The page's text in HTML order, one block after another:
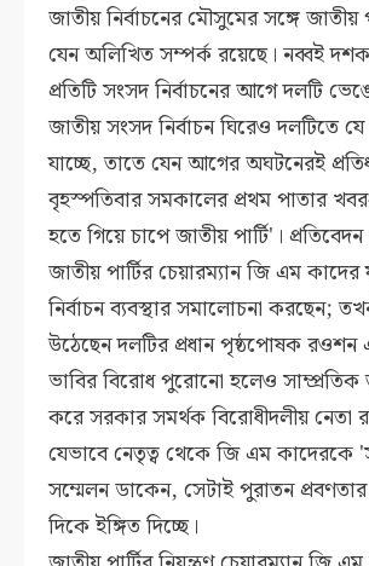
জাতীয় নির্বাচনের মৌসুমের সঙ্গে জাতীয়
যেন অলিখিত সম্পর্ক রয়েছে। নব্বই
প্রতিটি সংসদ নির্বাচনের আগে দলটি
জাতীয় সংসদ নির্বাচন ঘিরেও দলটিতে
যাচ্ছে, তাতে যেন আগের অঘটনেরই
বৃহস্পতিবার সমকালের প্রথম পাতার
হতে গিয়ে চাপে জাতীয় পার্টি'।
জাতীয় পার্টির চেয়ারম্যান জি এম
নির্বাচন ব্যবস্থার সমালোচনা করছেন;
উঠেছেন দলটির প্রধান পৃষ্ঠপোষক রওশন
ভাবির বিরোধ পুরোনো হলেও
করে সরকার সমর্থক বিরোধীদলীয়
যেভাবে নেতৃত্ব থেকে জি এম কাদেরকে
সম্মেলন ডাকেন, সেটাই পুরাতন প্রবণতার
দিকে ইঙ্গিত দিচ্ছে।